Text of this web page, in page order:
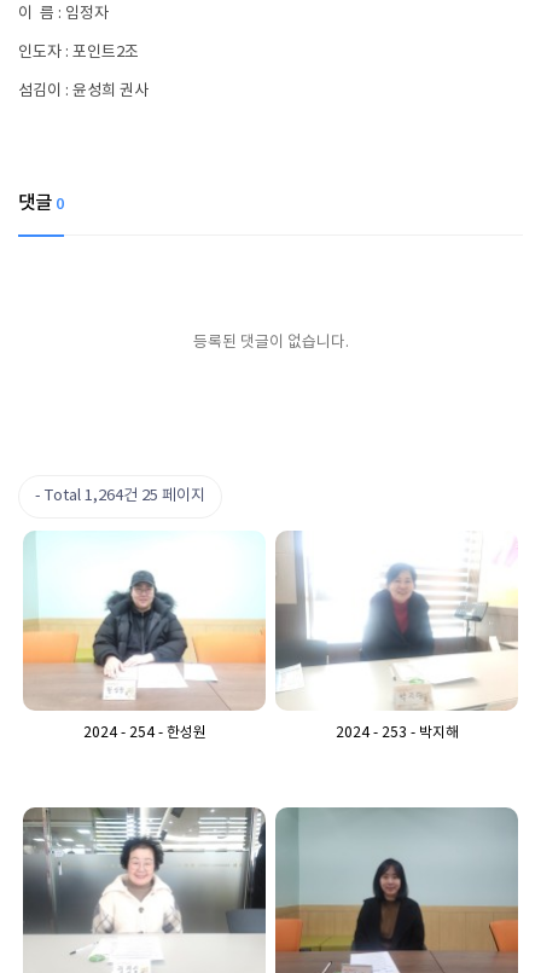
이 름 : 임정자
인도자 : 포인트2조
섬김이 : 윤성희 권사
댓글 0
등록된 댓글이 없습니다.
Total 1,264건 25 페이지
2024 - 254 - 한성원 2024 - 253 - 박지해